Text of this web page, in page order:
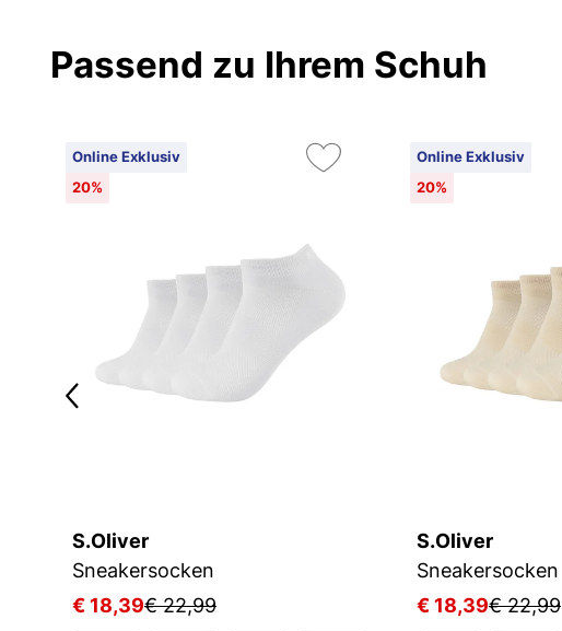
Passend zu Ihrem Schuh
Online Exklusiv
20%
S.Oliver
Sneakersocken
€ 18,39€ 22,99
Online Exklusiv
20%
S.Oliver
Sneakersocken
€ 18,39€ 22,99